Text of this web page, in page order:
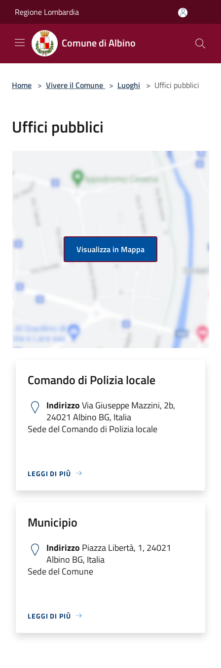
Regione Lombardia
Comune di Albino
Home > Vivere il Comune > Luoghi > Uffici pubblici
Uffici pubblici
Visualizza in Mappa
Comando di Polizia locale
IndirizzoVia Giuseppe Mazzini, 2b,
24021 Albino BG, Italia
Sede del Comando di Polizia locale
LEGGI DI PIÙ
Municipio
Indirizzo Piazza Libertà, 1, 24021
Albino BG, Italia
Sede del Comune
LEGGI DI PIÙ